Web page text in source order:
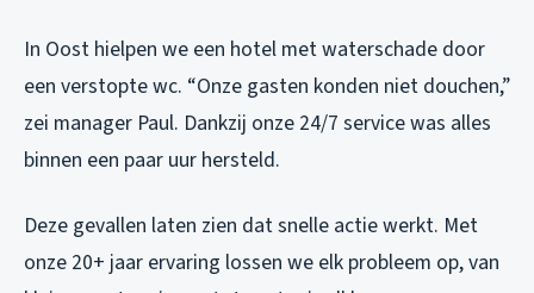
In Oost hielpen we een hotel met waterschade door
een verstopte wc. “Onze gasten konden niet douchen,”
zei manager Paul. Dankzij onze 24/7 service was alles
binnen een paar uur hersteld.
Deze gevallen laten zien dat snelle actie werkt. Met
onze 20+ jaar ervaring lossen we elk probleem op, van